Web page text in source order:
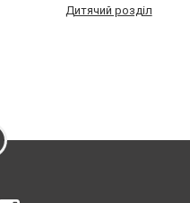
Дитячий розділ